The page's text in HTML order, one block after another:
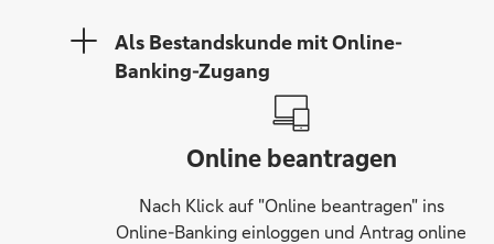
Als Bestandskunde mit Online-
Banking-Zugang
Online beantragen
Nach Klick auf "Online beantragen" ins
Online-Banking einloggen und Antrag online